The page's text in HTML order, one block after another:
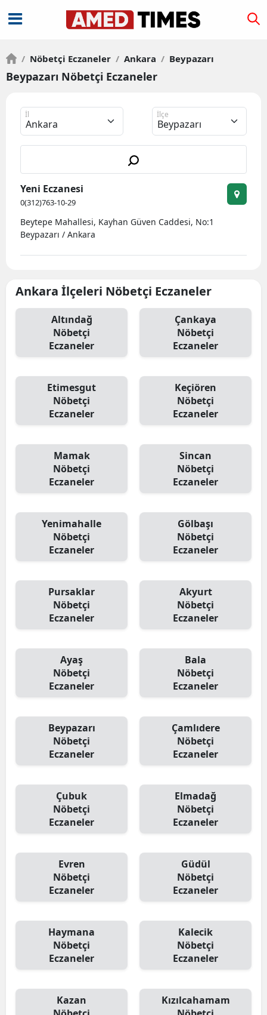
/ Nöbetçi Eczaneler / Ankara / Beypazarı
Beypazarı Nöbetçi Eczaneler
İl İlçe
Yeni Eczanesi
0(312)763-10-29
Beytepe Mahallesi, Kayhan Güven Caddesi, No:1
Beypazarı / Ankara
Ankara İlçeleri Nöbetçi Eczaneler
Altındağ
Nöbetçi
Eczaneler
Çankaya
Nöbetçi
Eczaneler
Etimesgut
Nöbetçi
Eczaneler
Keçiören
Nöbetçi
Eczaneler
Mamak
Nöbetçi
Eczaneler
Sincan
Nöbetçi
Eczaneler
Yenimahalle
Nöbetçi
Eczaneler
Gölbaşı
Nöbetçi
Eczaneler
Pursaklar
Nöbetçi
Eczaneler
Akyurt
Nöbetçi
Eczaneler
Ayaş
Nöbetçi
Eczaneler
Bala
Nöbetçi
Eczaneler
Beypazarı
Nöbetçi
Eczaneler
Çamlıdere
Nöbetçi
Eczaneler
Çubuk
Nöbetçi
Eczaneler
Elmadağ
Nöbetçi
Eczaneler
Evren
Nöbetçi
Eczaneler
Güdül
Nöbetçi
Eczaneler
Haymana
Nöbetçi
Eczaneler
Kalecik
Nöbetçi
Eczaneler
Kazan
Kızılcahamam